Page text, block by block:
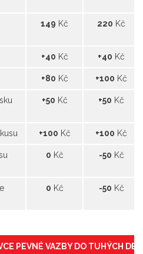
149 Kč 220 Kč
+40 Kč +40 Kč
+80 Kč +100 Kč
+50 Kč +50 Kč
+100 Kč +100 Kč
0 Kč -50 Kč
0 Kč -50 Kč
PEVNÉ VAZBY DO TUHÝCH